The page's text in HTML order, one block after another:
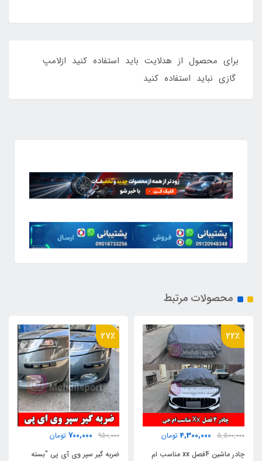
برای محصول از هدلایت باید استفاده کنید ازلامپ
گازی نباید استفاده کنید
محصولات مرتبط
22٪
5,500,000
4,300,000 تومان
چادر ماشین 4فصل xx مناسب ام
27٪
950,000
700,000 تومان
ضربه گیر سپر وی آی پی "بسته